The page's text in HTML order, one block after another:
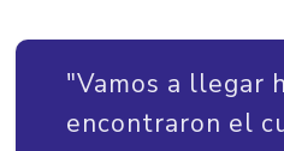
"Vamos a llegar
encontraron el